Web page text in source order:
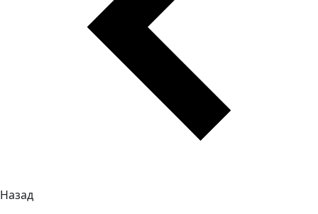
Назад